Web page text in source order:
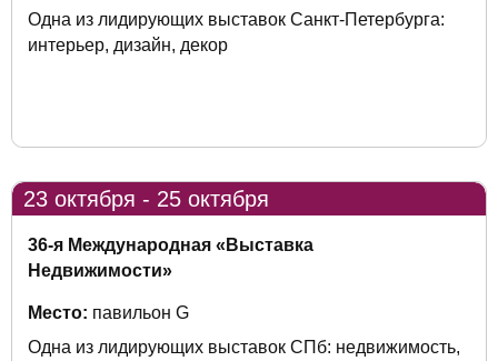
Одна из лидирующих выставок Санкт-Петербурга:
интерьер, дизайн, декор
23 октября - 25 октября
36-я Международная «Выставка
Недвижимости»
Место: павильон G
Одна из лидирующих выставок СПб: недвижимость,